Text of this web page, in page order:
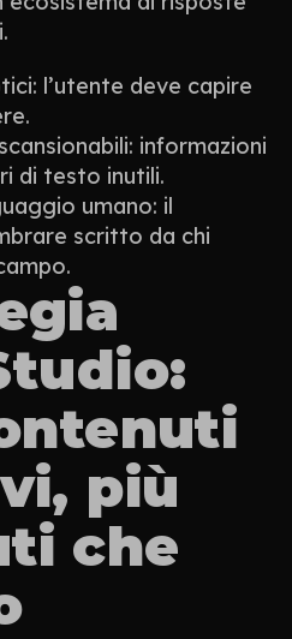
l’utente deve capire
informazioni
di testo inutili.
umano: il
scritto da chi
più
che